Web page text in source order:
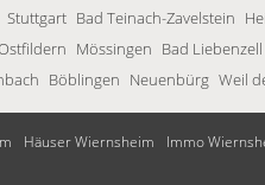
Stuttgart Bad Teinach-Zavelstein
Mössingen Bad Liebenzell
Böblingen Neuenbürg Weil
Häuser Wiernsheim Immo